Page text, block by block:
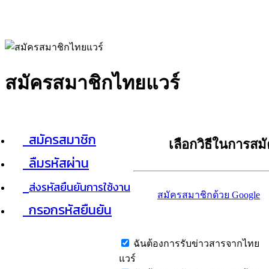
สมัครสมาชิกไทยแวร์
สมัครสมาชิก
ลืมรหัสผ่าน
ส่งรหัสยืนยันการใช้งาน
กรอกรหัสยืนยัน
เลือกวิธีในการส
สมัครสมาชิกด้วย Google
ฉันต้องการรับข่าวสารจากไทย
แวร์